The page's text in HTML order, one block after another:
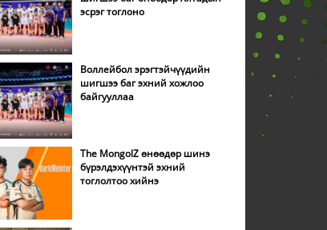
эсрэг тоглоно
Воллейбол эрэгтэйчүүдийн
шигшээ баг эхний хожлоо
байгууллаа
The MongolZ өнөөдөр шинэ
бүрэлдэхүүнтэй эхний
тоглолтоо хийнэ